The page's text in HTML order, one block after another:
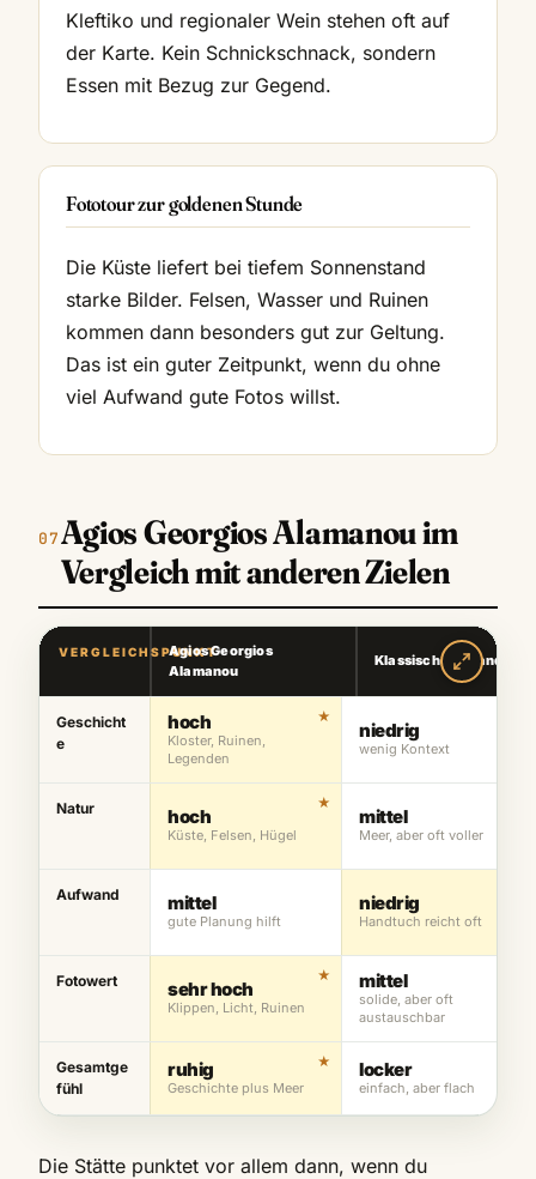
Kleftiko und regionaler Wein stehen oft auf
der Karte. Kein Schnickschnack, sondern
Essen mit Bezug zur Gegend.
Fototour zur goldenen Stunde
Die Küste liefert bei tiefem Sonnenstand
starke Bilder. Felsen, Wasser und Ruinen
kommen dann besonders gut zur Geltung.
Das ist ein guter Zeitpunkt, wenn du ohne
viel Aufwand gute Fotos willst.
Agios Georgios Alamanou im
Vergleich mit anderen Zielen
VERGLEICHSPUNKTAgios Georgios
Alamanou
Klassischer Strandtag
Geschicht
e
hoch
Kloster, Ruinen,
Legenden
niedrig
wenig Kontext
Natur hoch
Küste, Felsen, Hügel
mittel
Meer, aber oft voller
Aufwand mittel
gute Planung hilft
niedrig
Handtuch reicht oft
Fotowert sehr hoch
Klippen, Licht, Ruinen
mittel
solide, aber oft
austauschbar
Gesamtge
fühl
ruhig
Geschichte plus Meer
locker
einfach, aber flach
Die Stätte punktet vor allem dann, wenn du